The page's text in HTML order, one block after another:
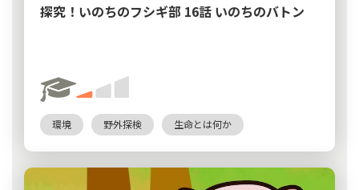
探究！いのちのフシギ部 16話 いのちのバトン
環境 野外探検 生命とは何か